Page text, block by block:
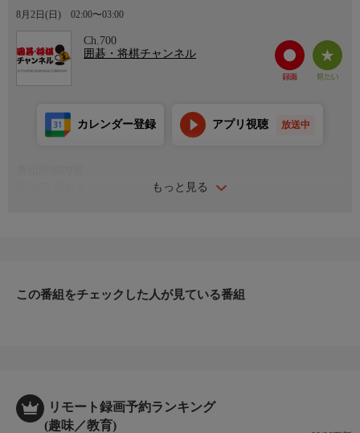
8月2日(日) 02:00〜03:00
Ch.700
囲碁・将棋チャンネル
もっと見る
カレンダー登録 アプリ視聴 放送中
この番組をチェックした人が見ている番組
リモート録画予約ランキング
(趣味／教育)